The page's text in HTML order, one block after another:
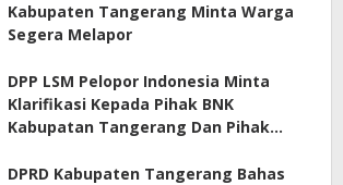
Kabupaten Tangerang Minta Warga
Segera Melapor
DPP LSM Pelopor Indonesia Minta
Klarifikasi Kepada Pihak BNK
Kabupatan Tangerang Dan Pihak
Terkait Sewa Kamar Per Jam
DPRD Kabupaten Tangerang Bahas